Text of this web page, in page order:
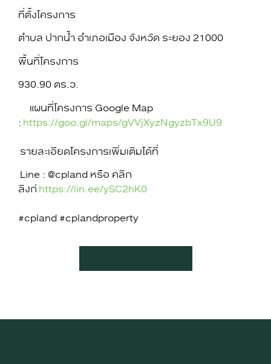
ที่ตั้งโครงการ
ตำบล ปากน้ำ อำเภอเมือง จังหวัด ระยอง 21000
พื้นที่โครงการ
930.90 ตร.ว.
แผนที่โครงการ Google Map
: https://goo.gl/maps/gVVjXyzNgyzbTx9U9
รายละเอียดโครงการเพิ่มเติมได้ที่
Line : @cpland หรือ คลิก
ลิงก์https://lin.ee/ySC2hK0
#cpland #cplandproperty